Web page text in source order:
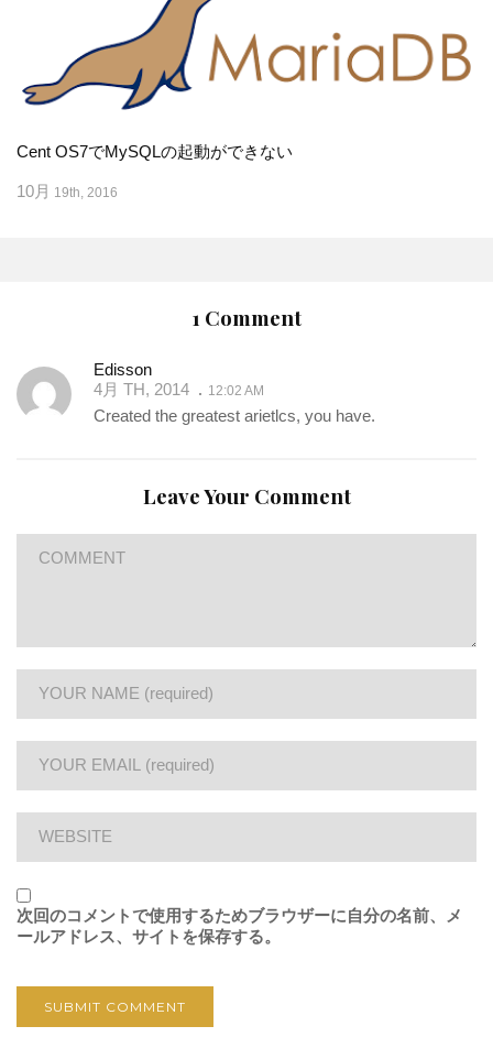
Cent OS7でMySQLの起動ができない
10月 19th, 2016
1 Comment
Edisson
4月 TH, 2014
12:02 AM
Created the greatest arietlcs, you have.
Leave Your Comment
次回のコメントで使用するためブラウザーに自分の名前、メ
ールアドレス、サイトを保存する。